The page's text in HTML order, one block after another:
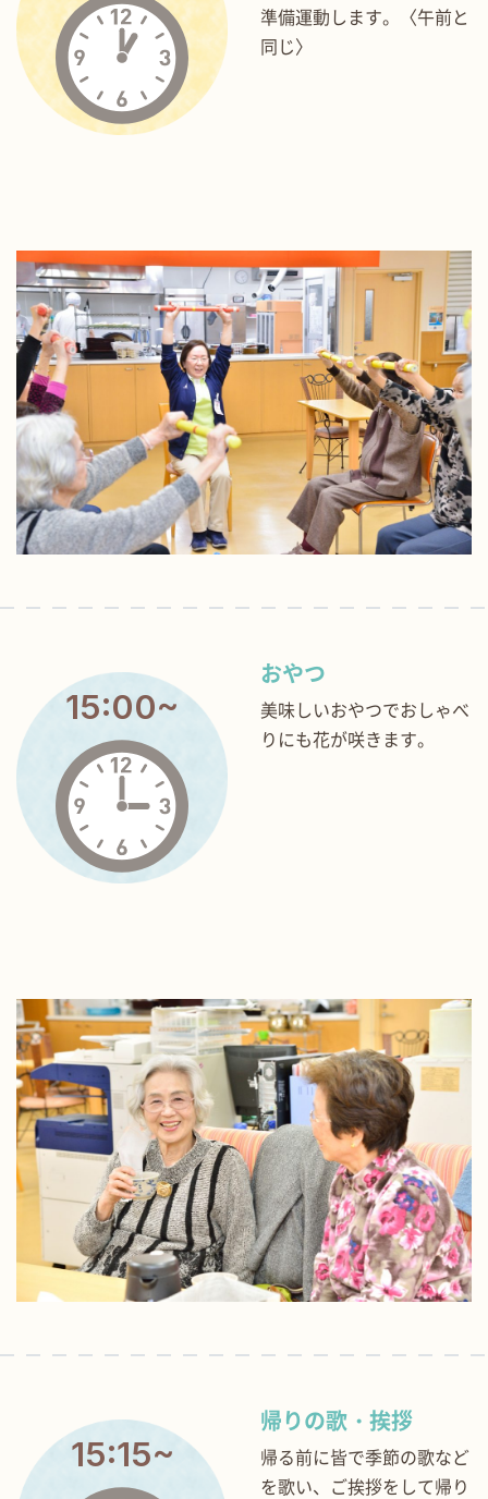
準備運動します。〈午前と
同じ〉
15:00~
おやつ
美味しいおやつでおしゃべ
りにも花が咲きます。
15:15~
帰りの歌・挨拶
帰る前に皆で季節の歌など
を歌い、ご挨拶をして帰り